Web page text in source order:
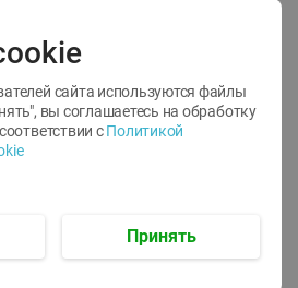
ТОФУ Vegetus ТВЕРДЫЙ
сайта используются файлы
вы соглашаетесь на обработку
с Политикой
Принять